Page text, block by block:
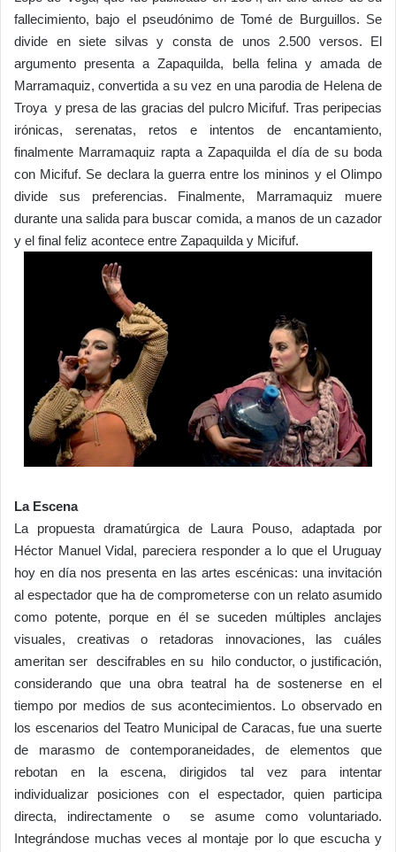
fallecimiento, bajo el pseudónimo de Tomé de Burguillos. Se
divide en siete silvas y consta de unos 2.500 versos. El
argumento presenta a Zapaquilda, bella felina y amada de
Marramaquiz, convertida a su vez en una parodia de Helena de
Troya y presa de las gracias del pulcro Micifuf. Tras peripecias
irónicas, serenatas, retos e intentos de encantamiento,
finalmente Marramaquiz rapta a Zapaquilda el día de su boda
con Micifuf. Se declara la guerra entre los mininos y el Olimpo
divide sus preferencias. Finalmente, Marramaquiz muere
durante una salida para buscar comida, a manos de un cazador
y el final feliz acontece entre Zapaquilda y Micifuf.
La Escena
La propuesta dramatúrgica de Laura Pouso, adaptada por
Héctor Manuel Vidal, pareciera responder a lo que el Uruguay
hoy en día nos presenta en las artes escénicas: una invitación
al espectador que ha de comprometerse con un relato asumido
como potente, porque en él se suceden múltiples anclajes
visuales, creativas o retadoras innovaciones, las cuáles
ameritan ser descifrables en su hilo conductor, o justificación,
considerando que una obra teatral ha de sostenerse en el
tiempo por medios de sus acontecimientos. Lo observado en
los escenarios del Teatro Municipal de Caracas, fue una suerte
de marasmo de contemporaneidades, de elementos que
rebotan en la escena, dirigidos tal vez para intentar
individualizar posiciones con el espectador, quien participa
directa, indirectamente o se asume como voluntariado.
Integrándose muchas veces al montaje por lo que escucha y